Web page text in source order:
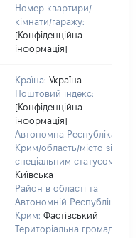
Номер квартири/
кімнати/гаражу:
[Конфіденційна
інформація]
Країна: Україна
Поштовий індекс:
[Конфіденційна
інформація]
Автономна Республіка
Крим/область/місто зі
спеціальним статусом:
Київська
Район в області та
Автономній Республіці
Крим: Фастівський
Територіальна громада: